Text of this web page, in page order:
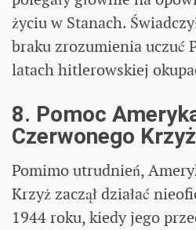
życiu w Stanach.
braku zrozumienia uczuć
latach hitlerowskiej
8. Pomoc
Czerwonego
Pomimo utrudnień,
Krzyż zaczął działać
1944 roku, kiedy jego